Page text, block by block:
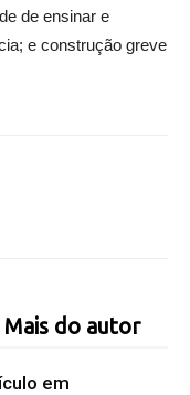
de ensinar e
e construção greve
Mais do autor
em